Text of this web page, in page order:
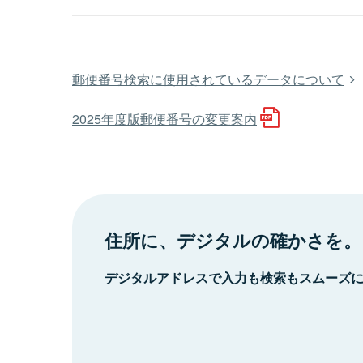
郵便番号検索に使用されているデータについて
2025年度版郵便番号の変更案内
住所に、デジタルの確かさを。
デジタルアドレスで入力も検索もスムーズ